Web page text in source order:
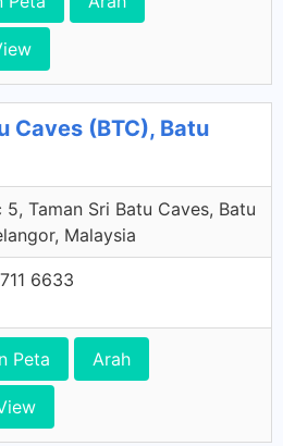
Caves (BTC), Batu
5, Taman Sri Batu Caves, Batu
Malaysia
6633
Peta Arah